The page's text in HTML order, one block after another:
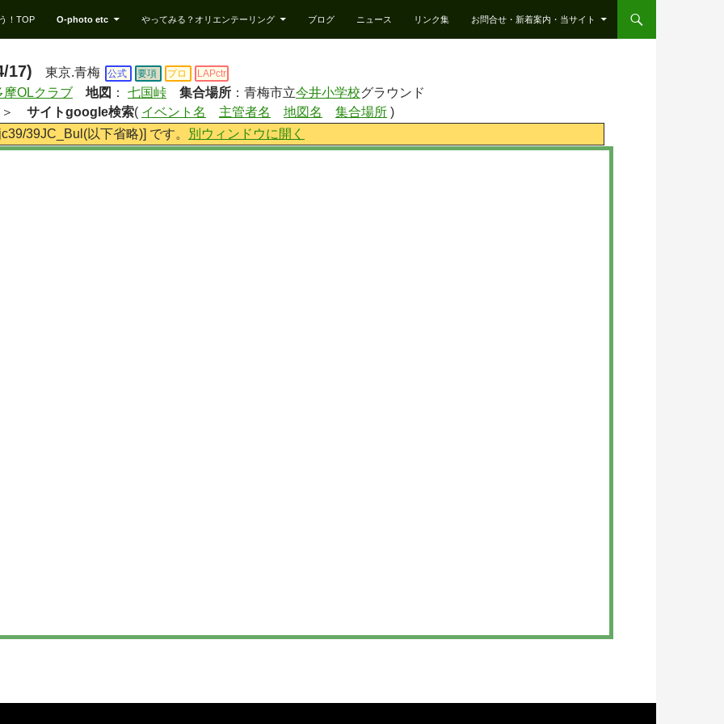
！TOP O-photo etc やってみる？オリエンテーリング ブログ ニュース リンク集 お問合せ・新着案内・当サイト
17) 東京.青梅 公式 要項 プロ LAPctr
摩OLクラブ 地図 ： 七国峠 集合場所 ：青梅市立今井小学校グラウンド
サイトgoogle検索( イベント名 主管者名 地図名 集合場所 )
39JC_Bul(以下省略)] です。
別ウィンドウに開く